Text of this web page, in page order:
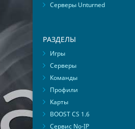
Серверы Unturned
РАЗДЕЛЫ
Игры
Серверы
Команды
Профили
Карты
BOOST CS 1.6
Сервис No-IP